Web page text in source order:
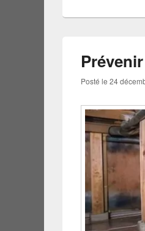
Posté le 24